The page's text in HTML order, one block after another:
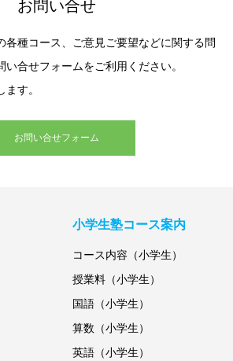
お問い合せ
各種コース、ご意見ご要望などに関する問
い合せフォームをご利用ください。
す。
お問い合せフォーム
小学生塾コース案内
コース内容（小学生）
授業料（小学生）
国語（小学生）
算数（小学生）
英語（小学生）